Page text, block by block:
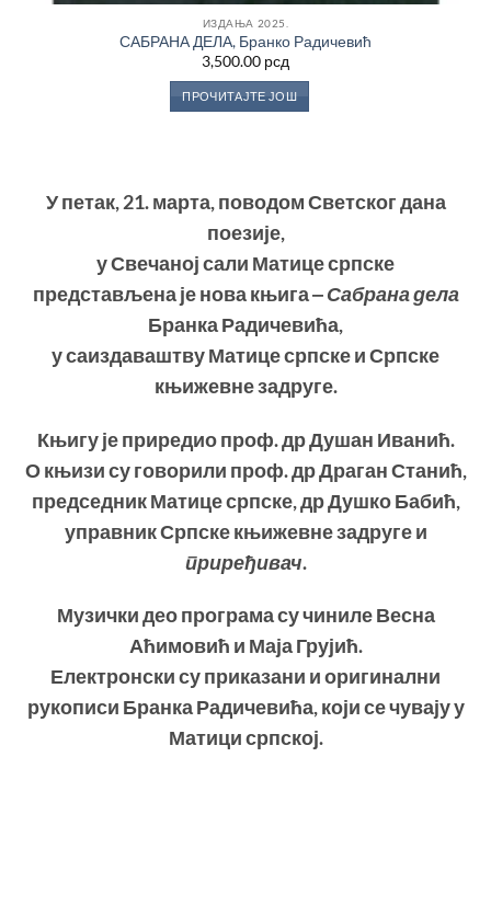
ИЗДАЊА 2025.
САБРАНА ДЕЛА, Бранко Радичевић
3,500.00 рсд
ПРОЧИТАЈТЕ ЈОШ
У петак, 21. марта, поводом Светског дана
поезије,
у Свечаној сали Матице српске
представљена је нова књига ‒Сабрана дела
Бранка Радичевића,
у саиздаваштву Матице српске и Српске
књижевне задруге.
Књигу је приредио проф. др Душан Иванић.
О књизи су говорили проф. др Драган Станић,
председник Матице српске, др Душко Бабић,
управник Српске књижевне задруге и
приређивач.
Музички део програма су чиниле Весна
Аћимовић и Маја Грујић.
Електронски су приказани и оригинални
рукописи Бранка Радичевића, који се чувају у
Матици српској.